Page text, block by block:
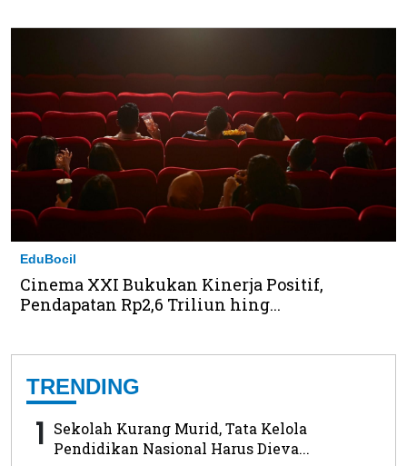
EduBocil
Cinema XXI Bukukan Kinerja Positif,
Pendapatan Rp2,6 Triliun hing...
TRENDING
1 Sekolah Kurang Murid, Tata Kelola
Pendidikan Nasional Harus Dieva...